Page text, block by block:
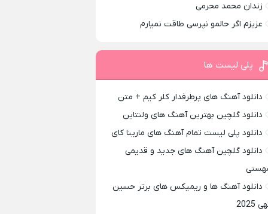
زندان محمد محرمی
عزیزم اگر حالمو نپرسی طاقت نمیارم
پلی لیست ها
دانلود آهنگ های پرطرفدار کلر کیم + متن
دانلود گلچین بهترین آهنگ های ولنتاین
دانلود پلی لیست تمام آهنگ های مارینا کای
دانلود گلچین آهنگ های جدید و قدیمی
دانلود آهنگ ها و ریمیکس های برتر حسین
2025